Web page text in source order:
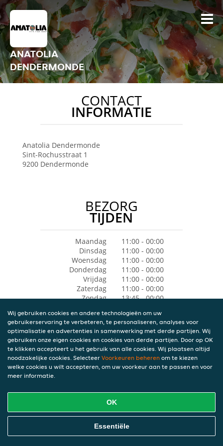
ANATOLIA
DENDERMONDE
CONTACT
INFORMATIE
Anatolia Dendermonde
Sint-Rochusstraat 1
9200 Dendermonde
BEZORG
TIJDEN
Maandag
11:00 - 00:00
Dinsdag
11:00 - 00:00
Woensdag
11:00 - 00:00
Donderdag
11:00 - 00:00
Vrijdag
11:00 - 00:00
Zaterdag
11:00 - 00:00
Zondag
13:45 - 00:00
Wij gebruiken cookies en andere technologieën om uw
gebruikerservaring te verbeteren, te personaliseren, analyses voor
optimalisatie en advertenties in samenwerking met derde partijen. Wij
gebruiken onze eigen cookies en cookies van derde partijen. Door op OK
te klikken accepteert u het gebruik van alle cookies. Wij plaatsen altijd
noodzakelijke cookies. Selecteer Voorkeuren beheren om te kiezen
welke cookies u wilt accepteren, om uw voorkeur aan te passen en voor
meer informatie.
OK
Essentiële